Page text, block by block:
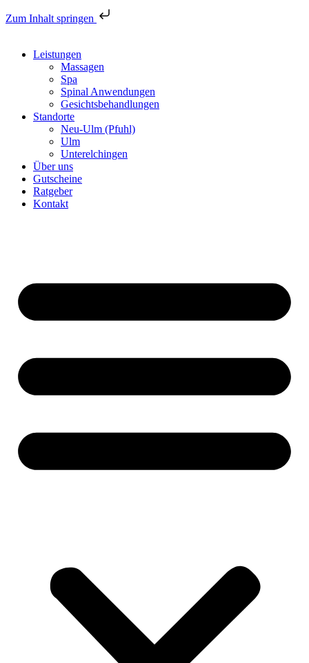
Zum Inhalt springen
Leistungen
Massagen
Spa
Spinal Anwendungen
Gesichtsbehandlungen
Standorte
Neu-Ulm (Pfuhl)
Ulm
Unterelchingen
Über uns
Gutscheine
Ratgeber
Kontakt